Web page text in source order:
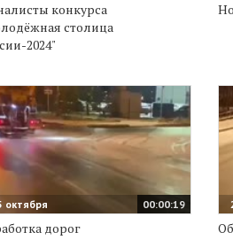
конкурса
столица
2024"
00:00:19
октября
дорог